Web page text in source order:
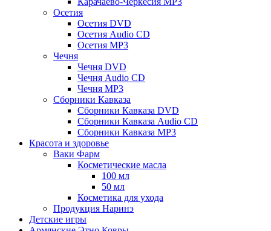
Осетия
Осетия DVD
Осетия Audio CD
Осетия MP3
Чечня
Чечня DVD
Чечня Audio CD
Чечня MP3
Сборники Кавказа
Сборники Кавказа DVD
Сборники Кавказа Audio CD
Сборники Кавказа MP3
Красота и здоровье
Ваки Фарм
Косметические масла
100 мл
50 мл
Косметика для ухода
Продукция Наринэ
Детские игры